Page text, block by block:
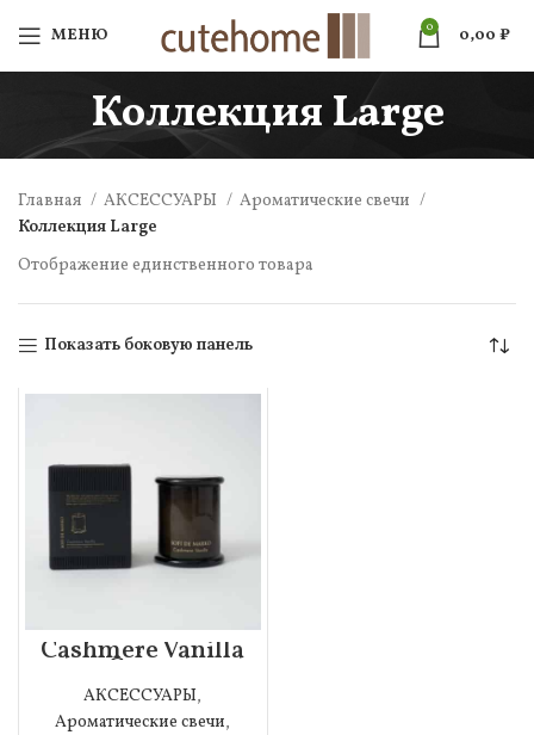
МЕНЮ 0 0,00 ₽
Коллекция Large
Главная АКСЕССУАРЫ
Ароматические свечи
Коллекция Large
Отображение единственного товара
Показать боковую панель
Cashmere Vanilla
Свеча
Ароматическая
(250гр)
АКСЕССУАРЫ,
Ароматические свечи,